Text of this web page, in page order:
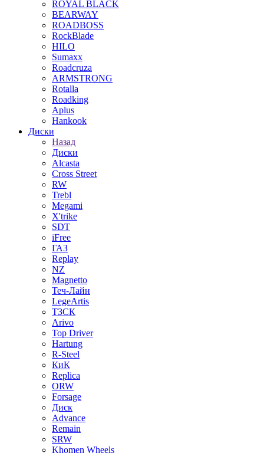
ROYAL BLACK
BEARWAY
ROADBOSS
RockBlade
HILO
Sumaxx
Roadcruza
ARMSTRONG
Rotalla
Roadking
Aplus
Hankook
Диски
Назад
Диски
Alcasta
Cross Street
RW
Trebl
Megami
X'trike
SDT
iFree
ГАЗ
Replay
NZ
Magnetto
Теч-Лайн
LegeArtis
ТЗСК
Arivo
Top Driver
Hartung
R-Steel
КиК
Replica
ORW
Forsage
Диск
Advance
Remain
SRW
Khomen Wheels